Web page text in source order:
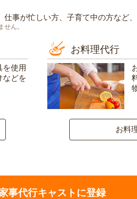
仕事が忙しい方、子育て中の方など
ん。
を使用
などを
お料理代行
お料
事代行キャストに登録